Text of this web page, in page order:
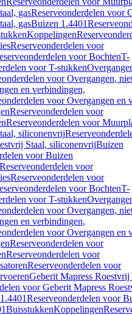
gasReserveonderdelen voor
gasBuizen 1.4401
Koppelingen
Reserveonderdelen voor
voor BochtenT-
voor T-stukken
voor Overgangen,
en verbindingen,
voor Overgangen en
Reserveonderdelen voor
Reserveonderdelen voor
siliconenvrij
Staal, siliconenvrijBuizen
voor Buizen
Reserveonderdelen voor
Reserveonderdelen voor
voor BochtenT-
voor T-stukken
voor Overgangen,
en verbindingen,
voor Overgangen en
Reserveonderdelen voor
Reserveonderdelen voor
Reserveonderdelen voor
Geberit Mapress
voor Geberit Mapress
Reserveonderdelen voor
BuisstukkenKoppelingen